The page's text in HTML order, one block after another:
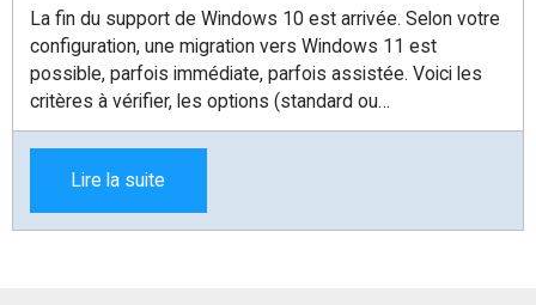
La fin du support de Windows 10 est arrivée. Selon votre
configuration, une migration vers Windows 11 est
possible, parfois immédiate, parfois assistée. Voici les
critères à vérifier, les options (standard ou
assistée/forcée), les risques à connaître, et comment
réserver une prise en charge en Point Service. Pré-
inscription en ligne.
Lire la suite